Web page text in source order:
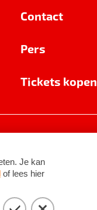
Contact
Pers
Tickets kopen